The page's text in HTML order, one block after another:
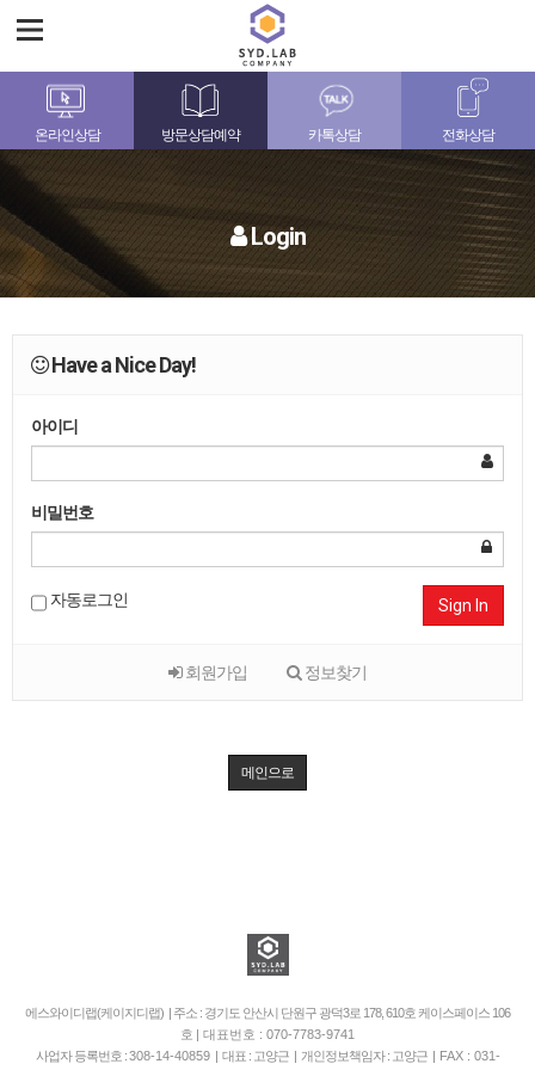
온라인상담 방문상담예약 카톡상담 전화상담
Login
Have a Nice Day!
아이디
비밀번호
자동로그인 Sign In
회원가입 정보찾기
메인으로
에스와이디랩(케이지디랩) | 주소 : 경기도 안산시 단원구 광덕3로 178, 610호 케이스페이스 106
호 | 대표번호 : 070-7783-9741
사업자 등록번호 :308-14-40859| 대표 : 고양근 | 개인정보책임자 : 고양근 | FAX : 031-